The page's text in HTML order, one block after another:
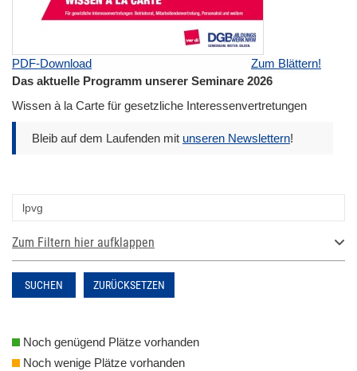
PDF-Download
Zum Blättern!
Das aktuelle Programm unserer Seminare 2026
Wissen à la Carte für gesetzliche Interessenvertretungen
Bleib auf dem Laufenden mit unseren Newslettern!
Zum Filtern hier aufklappen
SUCHEN ZURÜCKSETZEN
Noch genügend Plätze vorhanden
Noch wenige Plätze vorhanden